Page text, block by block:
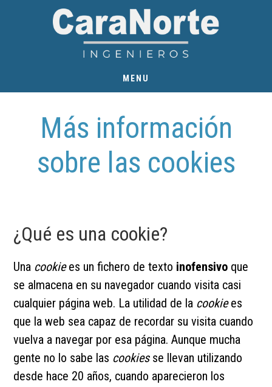
MENU
Más información
sobre las cookies
¿Qué es una cookie?
Una cookiees un fichero de texto inofensivo que
se almacena en su navegador cuando visita casi
cualquier página web. La utilidad de la cookiees
que la web sea capaz de recordar su visita cuando
vuelva a navegar por esa página. Aunque mucha
gente no lo sabe las cookiesse llevan utilizando
desde hace 20 años, cuando aparecieron los